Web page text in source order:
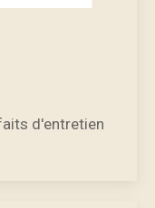
d'entretien